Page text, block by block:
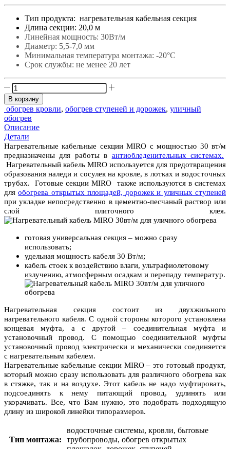
Тип продукта: нагревательная кабельная секция
Длина секции: 20,0 м
Линейная мощность: 30Вт/м
Диаметр: 5,5-7,0 мм
Минимальная температура монтажа: -20°С
Срок службы: не менее 20 лет
Количество
товара
MIRO
30
Вт/
м-20
м
В корзину
обогрев кровли, обогрев ступеней и дорожек, уличный
обогрев
Описание
Детали
Нагревательные кабельные секции MIRO с мощностью 30 вт/м
предназначены для работы в антиобледенительных системах.
Нагревательный кабель MIRO используется для предотвращения
образования наледи и сосулек на кровле, в лотках и водосточных
трубах. Готовые секции MIRO также используются в системах
дляобогрева открытых площадей, дорожек и уличных ступеней
при укладке непосредственно в цементно-песчаный раствор или
слой плиточного клея.
готовая универсальная секция – можно сразу
использовать;
удельная мощность кабеля 30 Вт/м;
кабель стоек к воздействию влаги, ультрафиолетовому
излучению, атмосферным осадкам и перепаду температур.
Нагревательная секция состоит из двухжильного
нагревательного кабеля. С одной стороны которого установлена
концевая муфта, а с другой – соединительная муфта и
установочный провод. С помощью соединительной муфты
установочный провод электрически и механически соединяется
с нагревательным кабелем.
Нагревательные кабельные секции MIRO– это готовый продукт,
который можно сразу использовать для различного обогрева как
в стяжке, так и на воздухе. Этот кабель не надо муфтировать,
подсоединять к нему питающий провод, удлинять или
укорачивать. Все, что Вам нужно, это подобрать подходящую
длину из широкой линейки типоразмеров.
Тип монтажа:
водосточные системы, кровли, бытовые
трубопроводы, обогрев открытых